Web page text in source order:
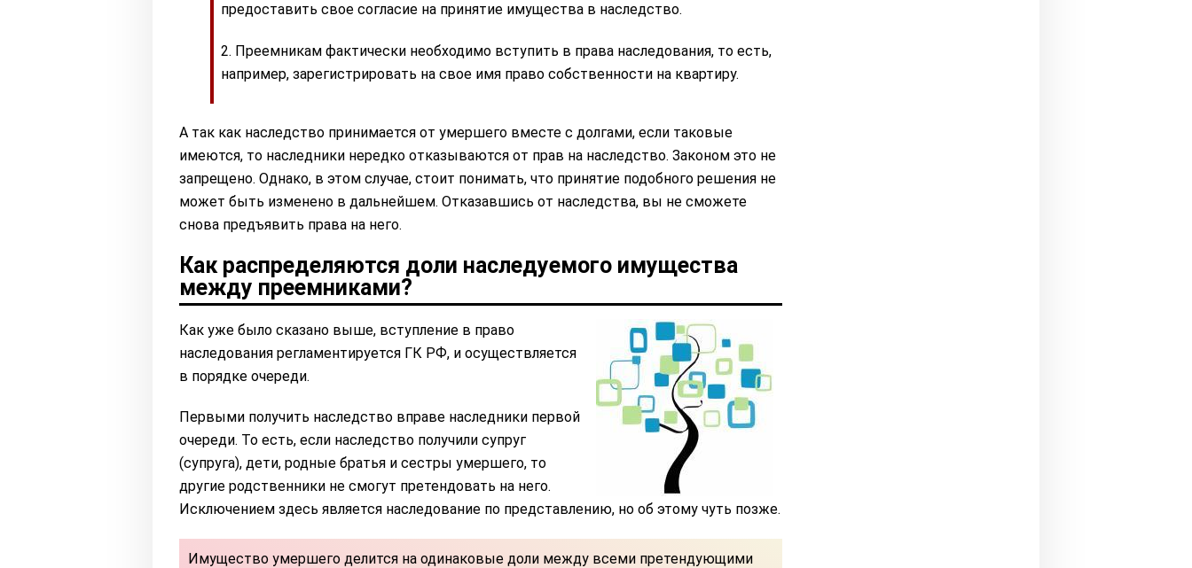
предоставить свое согласие на принятие имущества в наследство.
Преемникам фактически необходимо вступить в права наследования, то есть,
например, зарегистрировать на свое имя право собственности на квартиру.
А так как наследство принимается от умершего вместе с долгами, если таковые
имеются, то наследники нередко отказываются от прав на наследство. Законом это не
запрещено. Однако, в этом случае, стоит понимать, что принятие подобного решения не
может быть изменено в дальнейшем. Отказавшись от наследства, вы не сможете
снова предъявить права на него.
Как распределяются доли наследуемого имущества
между преемниками?
​Как уже было сказано выше, вступление в право
наследования регламентируется ГК РФ, и осуществляется
в порядке очереди.
Первыми получить наследство вправе наследники первой
очереди. То есть, если наследство получили супруг
(супруга), дети, родные братья и сестры умершего, то
другие родственники не смогут претендовать на него.
Исключением здесь является наследование по представлению, но об этому чуть позже.
Имущество умершего делится на одинаковые доли между всеми претендующими